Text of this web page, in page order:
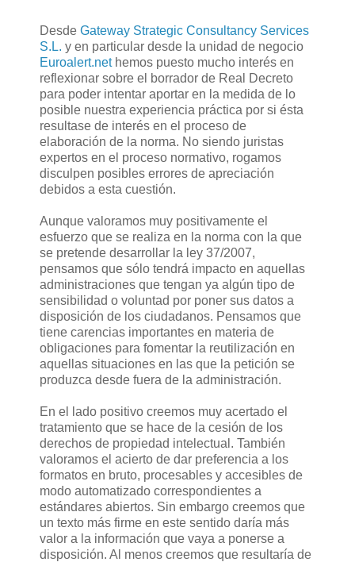
Desde Gateway Strategic Consultancy Services
S.L. y en particular desde la unidad de negocio
Euroalert.nethemos puesto mucho interés en
reflexionar sobre el borrador de Real Decreto
para poder intentar aportar en la medida de lo
posible nuestra experiencia práctica por si ésta
resultase de interés en el proceso de
elaboración de la norma. No siendo juristas
expertos en el proceso normativo, rogamos
disculpen posibles errores de apreciación
debidos a esta cuestión.
Aunque valoramos muy positivamente el
esfuerzo que se realiza en la norma con la que
se pretende desarrollar la ley 37/2007,
pensamos que sólo tendrá impacto en aquellas
administraciones que tengan ya algún tipo de
sensibilidad o voluntad por poner sus datos a
disposición de los ciudadanos. Pensamos que
tiene carencias importantes en materia de
obligaciones para fomentar la reutilización en
aquellas situaciones en las que la petición se
produzca desde fuera de la administración.
En el lado positivo creemos muy acertado el
tratamiento que se hace de la cesión de los
derechos de propiedad intelectual. También
valoramos el acierto de dar preferencia a los
formatos en bruto, procesables y accesibles de
modo automatizado correspondientes a
estándares abiertos. Sin embargo creemos que
un texto más firme en este sentido daría más
valor a la información que vaya a ponerse a
disposición. Al menos creemos que resultaría de